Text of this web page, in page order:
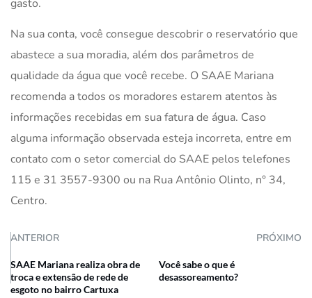
gasto.
Na sua conta, você consegue descobrir o reservatório que
abastece a sua moradia, além dos parâmetros de
qualidade da água que você recebe. O SAAE Mariana
recomenda a todos os moradores estarem atentos às
informações recebidas em sua fatura de água. Caso
alguma informação observada esteja incorreta, entre em
contato com o setor comercial do SAAE pelos telefones
115 e 31 3557-9300 ou na Rua Antônio Olinto, n° 34,
Centro.
ANTERIOR PRÓXIMO
SAAE Mariana realiza obra de
troca e extensão de rede de
esgoto no bairro Cartuxa
Você sabe o que é
desassoreamento?